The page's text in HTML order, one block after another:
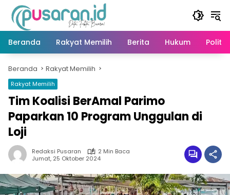
Langsung
konten
Beranda
Rakyat Memilih Berita Hukum Politik
Beranda Rakyat Memilih
Rakyat Memilih
Tim Koalisi BerAmal Parimo
Paparkan 10 Program Unggulan di
Loji
Redaksi Pusaran
2 Min Baca
Jumat, 25 Oktober 2024